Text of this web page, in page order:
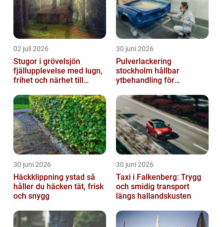
02 juli 2026
Stugor i grövelsjön
fjällupplevelse med lugn,
frihet och närhet till
30 juni 2026
Pulverlackering
stockholm hållbar
ytbehandling för
30 juni 2026
Häckklippning ystad så
håller du häcken tät, frisk
och snygg
30 juni 2026
Taxi i Falkenberg: Trygg
och smidig transport
längs hallandskusten